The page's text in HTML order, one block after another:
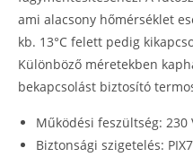
ami alacsony hőmérséklet
kb. 13°C felett pedig
Különböző méretekben
bekapcsolást biztosító
Működési feszültség:
Biztonsági szigetelés: PIX7